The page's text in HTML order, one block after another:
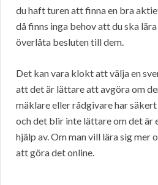
du haft turen att finna en bra
då finns inga behov att du ska
överlåta besluten till dem.
Det kan vara klokt att välja en
att det är lättare att avgöra om
mäklare eller rådgivare har
och det blir inte lättare om det är
hjälp av. Om man vill lära sig mer
att göra det online.